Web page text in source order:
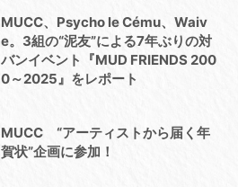
MUCC、Psycho le Cému、Waiv
e。3組の“泥友”による7年ぶりの対
バンイベント『MUD FRIENDS 200
0～2025』をレポート
MUCC “アーティストから届く年
賀状”企画に参加！